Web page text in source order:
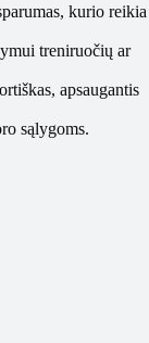
kurio reikia
treniruočių ar
apsaugantis
sąlygoms.